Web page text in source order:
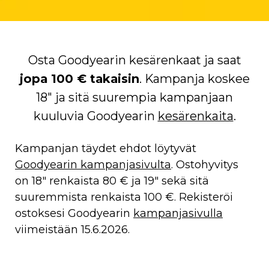
Osta Goodyearin kesärenkaat ja saat
jopa 100 € takaisin. Kampanja koskee
18″ ja sitä suurempia kampanjaan
kuuluvia Goodyearin kesärenkaita.
Kampanjan täydet ehdot löytyvät
Goodyearin kampanjasivulta. Ostohyvitys
on 18″ renkaista 80 € ja 19″ sekä sitä
suuremmista renkaista 100 €. Rekisteröi
ostoksesi Goodyearin kampanjasivulla
viimeistään 15.6.2026.